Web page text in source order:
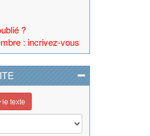
?
: incrivez-vous
le texte